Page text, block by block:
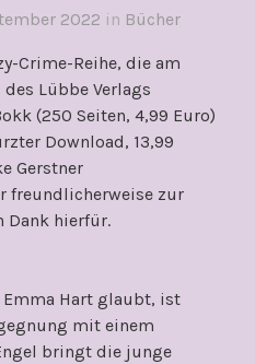
2022 in Bücher
Crime-Reihe, die am
Lübbe Verlags
(250 Seiten, 4,99 Euro)
Download, 13,99
Gerstner
freundlicherweise zur
Dank hierfür.
Emma Hart glaubt, ist
mit einem
bringt die junge